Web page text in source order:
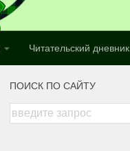
Читательский дневник
ПОИСК ПО САЙТУ